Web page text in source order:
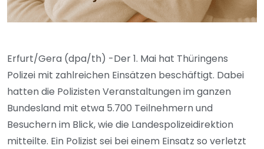
Erfurt/Gera (dpa/th) -Der 1. Mai hat Thüringens
Polizei mit zahlreichen Einsätzen beschäftigt. Dabei
hatten die Polizisten Veranstaltungen im ganzen
Bundesland mit etwa 5.700 Teilnehmern und
Besuchern im Blick, wie die Landespolizeidirektion
mitteilte. Ein Polizist sei bei einem Einsatz so verletzt